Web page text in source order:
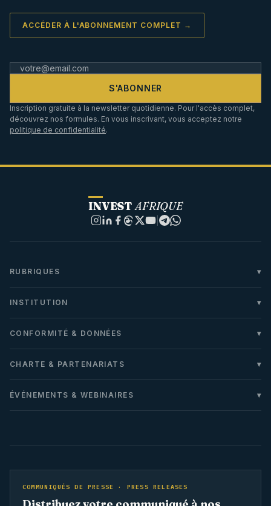
ACCÉDER À L'ABONNEMENT COMPLET →
S'ABONNER
Inscription gratuite à la newsletter quotidienne. Pour l'accès complet,
découvrez nos formules. En vous inscrivant, vous acceptez notre
politique de confidentialité.
INVEST AFRIQUE
|
RUBRIQUES
INSTITUTION
CONFORMITÉ & DONNÉES
CHARTE & PARTENARIATS
ÉVÉNEMENTS & WEBINAIRES
COMMUNIQUÉS DE PRESSE · PRESS RELEASES